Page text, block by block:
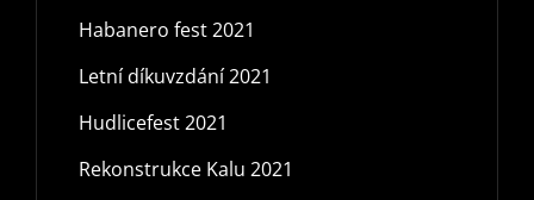
Habanero fest 2021
Letní díkuvzdání 2021
Hudlicefest 2021
Rekonstrukce Kalu 2021